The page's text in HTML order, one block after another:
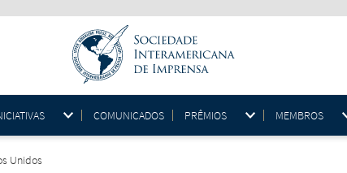
COMUNICADOS PRÊMIOS MEMBROS
Unidos